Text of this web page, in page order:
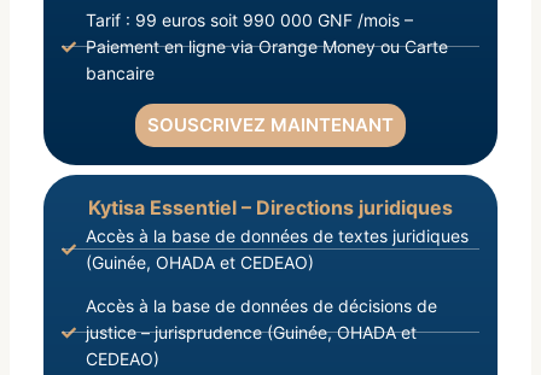
Tarif : 99 euros soit 990 000 GNF /mois –
Paiement en ligne via Orange Money ou Carte
bancaire
SOUSCRIVEZ MAINTENANT
Kytisa Essentiel – Directions juridiques
Accès à la base de données de textes juridiques
(Guinée, OHADA et CEDEAO)
Accès à la base de données de décisions de
justice – jurisprudence (Guinée, OHADA et
CEDEAO)